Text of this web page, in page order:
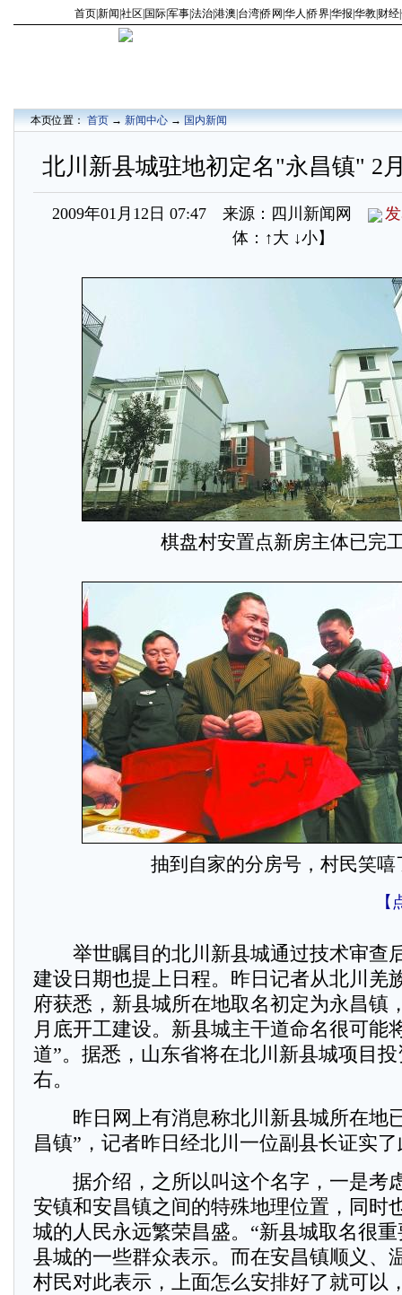
首页新闻 社区 国际军事法治港澳 台湾|侨网 华人 |侨界华报 华教 财经
本页位置：首页→新闻中心→国内新闻
北川新县城驻地初定名"永昌镇" 2
2009年01月12日 07:47 来源：四川新闻网
体： ↑大 ↓小】
棋盘村安置点新房主体已完
抽到自家的分房号，村民笑嘻
举世瞩目的北川新县城通过技术审查
建设日期也提上日程。昨日记者从北川羌
府获悉，新县城所在地取名初定为永昌镇
月底开工建设。新县城主干道命名很可能
道”。据悉，山东省将在北川新县城项目
右。
昨日网上有消息称北川新县城所在地
昌镇”，记者昨日经北川一位副县长证实
据介绍，之所以叫这个名字，一是考
安镇和安昌镇之间的特殊地理位置，同时
城的人民永远繁荣昌盛。“新县城取名很
县城的一些群众表示。而在安昌镇顺义、
村民对此表示，上面怎么安排好了就可以